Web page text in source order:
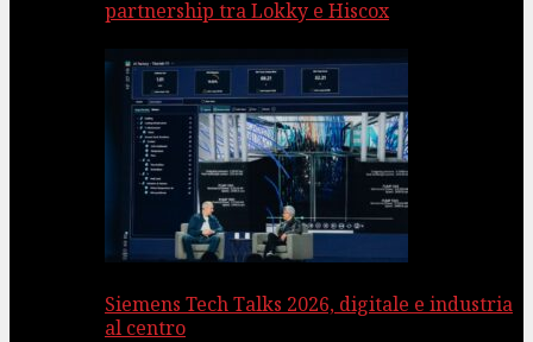
partnership tra Lokky e Hiscox
Siemens Tech Talks 2026, digitale e industria
al centro